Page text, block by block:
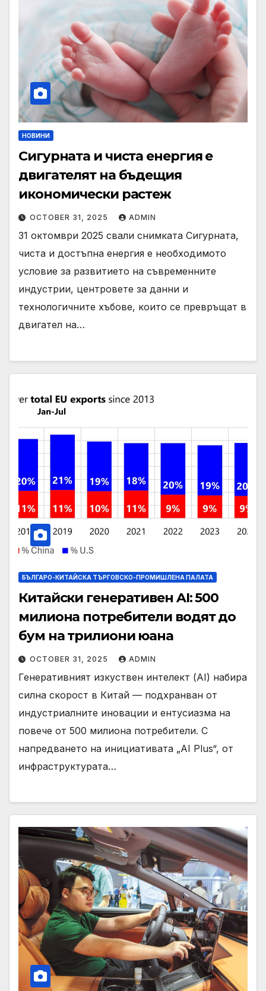
НОВИНИ
Сигурната и чиста енергия е
двигателят на бъдещия
икономически растеж
OCTOBER 31, 2025 ADMIN
31 октомври 2025 свали снимката Сигурната,
чиста и достъпна енергия е необходимото
условие за развитието на съвременните
индустрии, центровете за данни и
технологичните хъбове, които се превръщат в
двигател на…
БЪЛГАРО-КИТАЙСКА ТЪРГОВСКО-ПРОМИШЛЕНА ПАЛАТА
Китайски генеративен AI: 500
милиона потребители водят до
бум на трилиони юана
OCTOBER 31, 2025 ADMIN
Генеративният изкуствен интелект (AI) набира
силна скорост в Китай — подхранван от
индустриалните иновации и ентусиазма на
повече от 500 милиона потребители. С
напредването на инициативата „AI Plus“, от
инфраструктурата…